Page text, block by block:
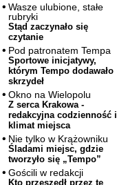
Wasze ulubione, stałe
rubryki
Stąd zaczynało się
czytanie
Pod patronatem Tempa
Sportowe inicjatywy,
którym Tempo dodawało
skrzydeł
Okno na Wielopolu
Z serca Krakowa -
redakcyjna codzienność i
klimat miejsca
Nie tylko w Krążowniku
Śladami miejsc, gdzie
tworzyło się „Tempo”
Gościli w redakcji
Kto przeszedł przez te